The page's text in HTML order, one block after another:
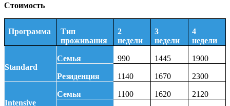
Стоимость
Программа
Тип
проживания
2
недели
3
недели
4
недели
Standard
Семья 990 1445 1900
Резиденция 1140 1670 2300
Intensive
Семья 1100 1620 2120